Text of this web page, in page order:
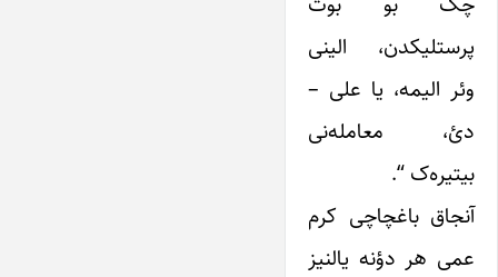
پرستلیکدن، الینی
وئر الیمه، یا علی –
دئ، معامله‌نی
بیتیره‌ک “.
آنجاق باغچاچی کرم
عمی هر دؤنه یالنیز